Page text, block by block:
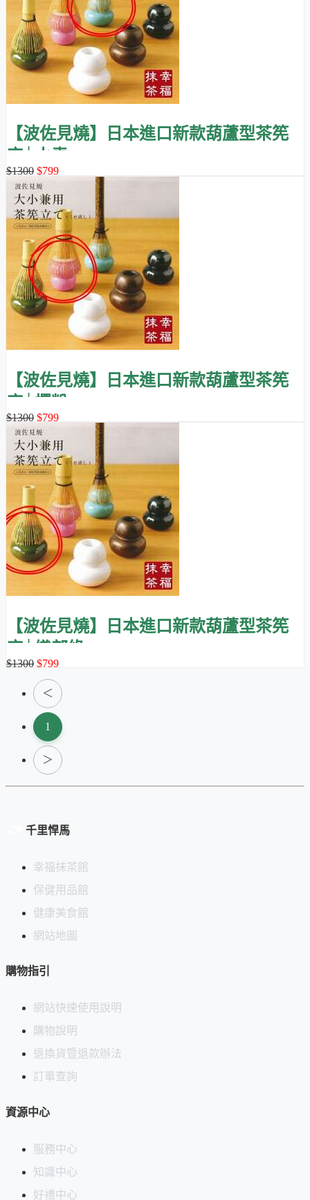
【波佐見燒】日本進口新款葫蘆型茶筅
座│水青
$1300 $799
【波佐見燒】日本進口新款葫蘆型茶筅
座│櫻粉
$1300 $799
【波佐見燒】日本進口新款葫蘆型茶筅
座│織部綠
$1300 $799
＜
1
＞
千里悍馬
幸福抹茶館
保健用品館
健康美食館
網站地圖
購物指引
網站快速使用說明
購物說明
退換貨暨退款辦法
訂單查詢
資源中心
服務中心
知識中心
好禮中心